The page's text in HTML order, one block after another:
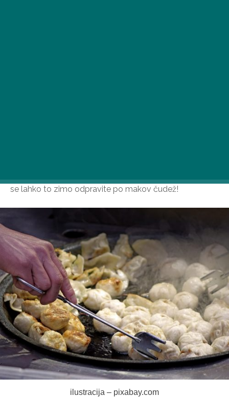
se lahko to zimo odpravite po makov čudež!
ilustracija – pixabay.com